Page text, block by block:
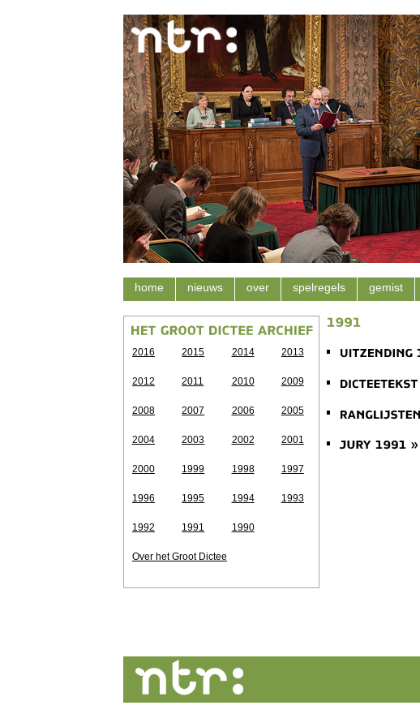
home nieuws over spelregels gemist
2016 2015 2014 2013
2012 2011 2010 2009
2008 2007 2006 2005
2004 2003 2002 2001
2000 1999 1998 1997
1996 1995 1994 1993
1992 1991 1990
Over het Groot Dictee